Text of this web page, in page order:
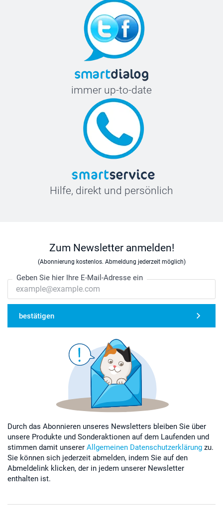
immer up-to-date
Hilfe, direkt und persönlich
Zum Newsletter anmelden!
(Abonnierung kostenlos. Abmeldung jederzeit möglich)
Geben Sie hier Ihre E-Mail-Adresse ein
bestätigen
Durch das Abonnieren unseres Newsletters bleiben Sie über
unsere Produkte und Sonderaktionen auf dem Laufenden und
stimmen damit unserer Allgemeinen Datenschutzerklärung zu.
Sie können sich jederzeit abmelden, indem Sie auf den
Abmeldelink klicken, der in jedem unserer Newsletter
enthalten ist.